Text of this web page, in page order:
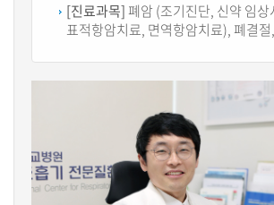
[진료과목]폐암 (조기진단, 신약 임상
표적항암치료, 면역항암치료), 폐결